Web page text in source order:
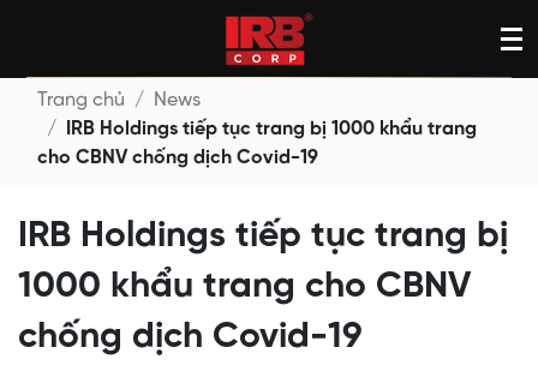
Trang chủ
News
IRB Holdings tiếp tục trang bị 1000 khẩu trang
cho CBNV chống dịch Covid-19
IRB Holdings tiếp tục trang bị
1000 khẩu trang cho CBNV
chống dịch Covid-19